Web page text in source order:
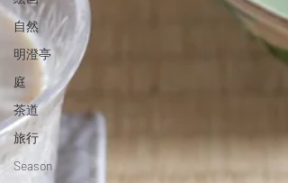
自然
明澄亭
庭
茶道
旅行
Season